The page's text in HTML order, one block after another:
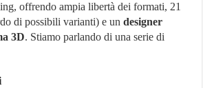
offrendo ampia libertà dei formati, 21
di possibili varianti) e undesigner
3D. Stiamo parlando di una serie di